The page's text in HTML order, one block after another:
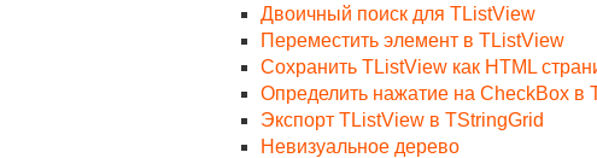
Двоичный поиск для TListView
Переместить элемент в TListView
Сохранить TListView как HTML
Определить нажатие на CheckBox в
Экспорт TListView в TStringGrid
Невизуальное дерево